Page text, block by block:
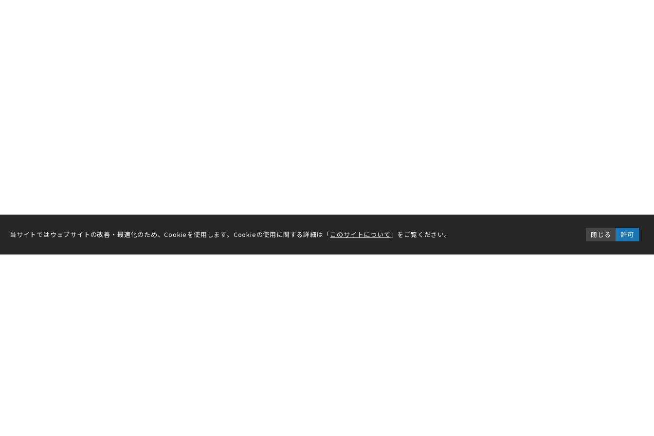
当サイトではウェブサイトの改善・最適化のため、Cookieを使用します。Cookieの使用に関する詳細は「このサイトについて 」をご覧ください。 閉じる 許可